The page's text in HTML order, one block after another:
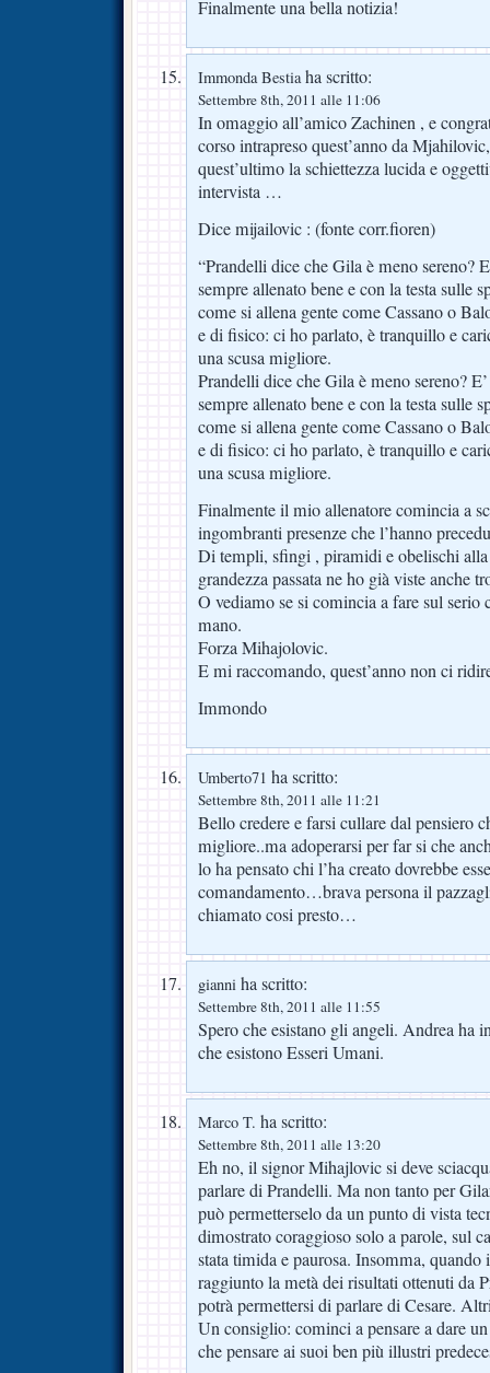
Finalmente una bella notizia!
Immonda Bestiaha scritto:
Settembre 8th, 2011 alle 11:06
In omaggio all’amico Zachinen , e
corso intrapreso quest’anno da
quest’ultimo la schiettezza lucida e
intervista …
Dice mijailovic : (fonte corr.fioren)
“Prandelli dice che Gila è meno sereno?
sempre allenato bene e con la testa sulle
come si allena gente come Cassano o
e di fisico: ci ho parlato, è tranquillo e
una scusa migliore.
Prandelli dice che Gila è meno sereno?
sempre allenato bene e con la testa sulle
come si allena gente come Cassano o
e di fisico: ci ho parlato, è tranquillo e
una scusa migliore.
Finalmente il mio allenatore comincia a
ingombranti presenze che l’hanno
Di templi, sfingi , piramidi e obelischi
grandezza passata ne ho già viste anche
O vediamo se si comincia a fare sul serio
mano.
Forza Mihajolovic.
E mi raccomando, quest’anno non ci
Immondo
Umberto71 ha scritto:
Settembre 8th, 2011 alle 11:21
Bello credere e farsi cullare dal pensiero
migliore..ma adoperarsi per far si che
lo ha pensato chi l’ha creato dovrebbe
comandamento…brava persona il
chiamato cosi presto…
gianni ha scritto:
Settembre 8th, 2011 alle 11:55
Spero che esistano gli angeli. Andrea ha
che esistono Esseri Umani.
Marco T. ha scritto:
Settembre 8th, 2011 alle 13:20
Eh no, il signor Mihajlovic si deve
parlare di Prandelli. Ma non tanto per
può permetterselo da un punto di vista
dimostrato coraggioso solo a parole, sul
stata timida e paurosa. Insomma,
raggiunto la metà dei risultati ottenuti da
potrà permettersi di parlare di Cesare.
Un consiglio: cominci a pensare a dare
che pensare ai suoi ben più illustri